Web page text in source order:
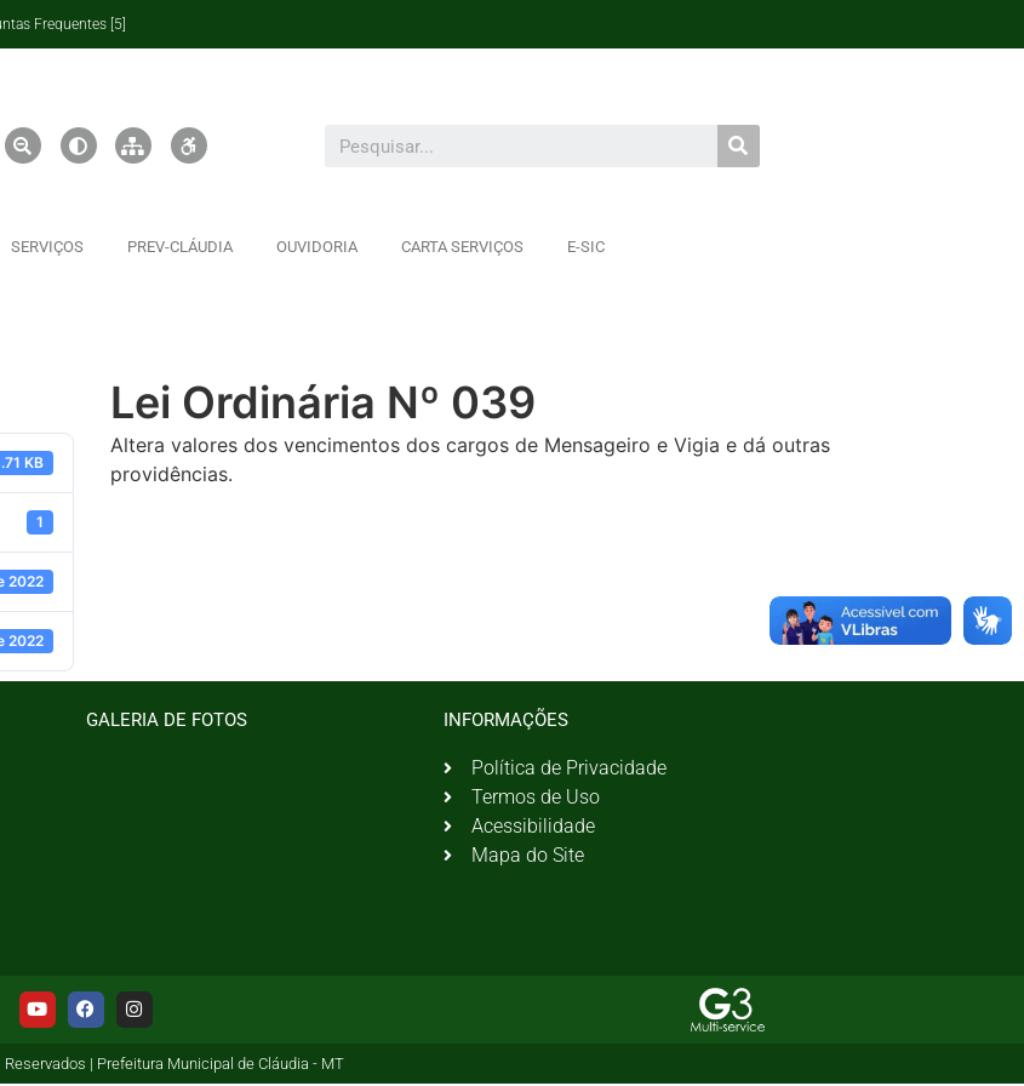
Frequentes [5]
SERVIÇOS PREV-CLÁUDIA OUVIDORIA CARTA SERVIÇOS E-SIC
KB
1
2022
2022
Lei Ordinária Nº 039
Altera valores dos vencimentos dos cargos de Mensageiro e Vigia e dá outras
providências.
GALERIA DE FOTOS INFORMAÇÕES
Política de Privacidade
Termos de Uso
Acessibilidade
Mapa do Site
| Prefeitura Municipal de Cláudia - MT